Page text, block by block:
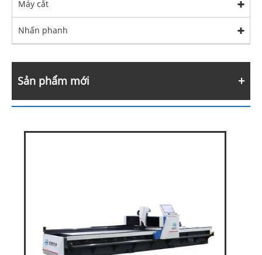
Máy cắt
Nhấn phanh
Sản phẩm mới